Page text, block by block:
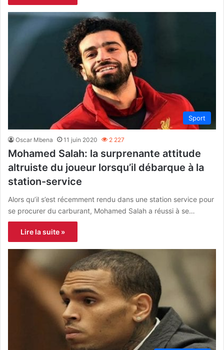
Sport
Oscar Mbena 11 juin 2020 2 227
Mohamed Salah: la surprenante attitude
altruiste du joueur lorsqu’il débarque à la
station-service
Alors qu’il s’est récemment rendu dans une station service pour
se procurer du carburant, Mohamed Salah a réussi à se…
Lire la suite »